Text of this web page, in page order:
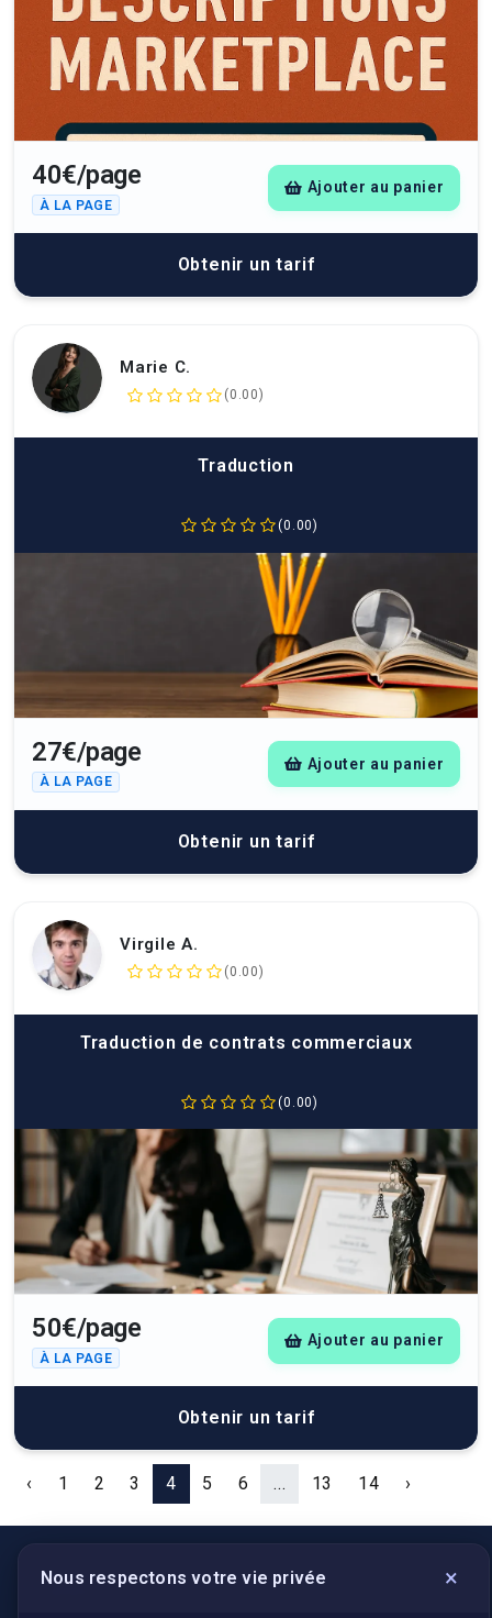
40€/page
À LA PAGE
Ajouter au panier
Obtenir un tarif
Marie C.
(0.00)
Traduction
(0.00)
27€/page
À LA PAGE
Ajouter au panier
Obtenir un tarif
Virgile A.
(0.00)
Traduction de contrats commerciaux
(0.00)
50€/page
À LA PAGE
Ajouter au panier
Obtenir un tarif
‹ 1 2 3 4 5 6 ... 13 14 ›
Nous respectons votre vie privée ×
LIENS UTILES